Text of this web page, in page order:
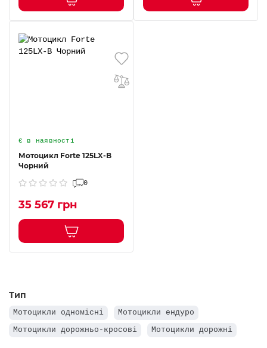
Є в наявності
Мотоцикл Forte 125LX-B
Чорний
0
35 567 грн
Тип
Мотоцикли одномісні
Мотоцикли ендуро
Мотоцикли дорожньо-кросові
Мотоцикли дорожні